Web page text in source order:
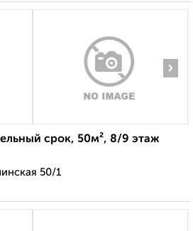
›
срок, 50м², 8/9 этаж
50/1